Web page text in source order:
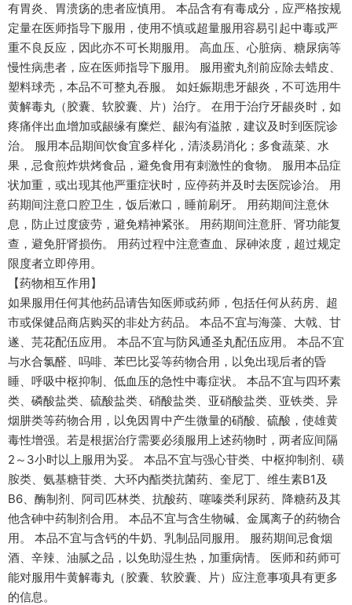
有胃炎、胃溃疡的患者应慎用。 本品含有有毒成分，应严格按规
定量在医师指导下服用，使用不慎或超量服用容易引起中毒或严
重不良反应，因此亦不可长期服用。 高血压、心脏病、糖尿病等
慢性病患者，应在医师指导下服用。 服用蜜丸剂前应除去蜡皮、
塑料球壳，本品不可整丸吞服。 如妊娠期患牙龈炎，不可选用牛
黄解毒丸（胶囊、软胶囊、片）治疗。 在用于治疗牙龈炎时，如
疼痛伴出血增加或龈缘有糜烂、龈沟有溢脓，建议及时到医院诊
治。 服用本品期间饮食宜多样化，清淡易消化；多食蔬菜、水
果，忌食煎炸烘烤食品，避免食用有刺激性的食物。 服用本品症
状加重，或出现其他严重症状时，应停药并及时去医院诊治。 用
药期间注意口腔卫生，饭后漱口，睡前刷牙。 用药期间注意休
息，防止过度疲劳，避免精神紧张。 用药期间注意肝、肾功能复
查，避免肝肾损伤。 用药过程中注意查血、尿砷浓度，超过规定
限度者立即停用。
【药物相互作用】
如果服用任何其他药品请告知医师或药师，包括任何从药房、超
市或保健品商店购买的非处方药品。 本品不宜与海藻、大戟、甘
遂、芫花配伍应用。 本品不宜与防风通圣丸配伍应用。 本品不宜
与水合氯醛、吗啡、苯巴比妥等药物合用，以免出现后者的昏
睡、呼吸中枢抑制、低血压的急性中毒症状。 本品不宜与四环素
类、磷酸盐类、硫酸盐类、硝酸盐类、亚硝酸盐类、亚铁类、异
烟肼类等药物合用，以免因胃中产生微量的硝酸、硫酸，使雄黄
毒性增强。若是根据治疗需要必须服用上述药物时，两者应间隔
2～3小时以上服用为妥。 本品不宜与强心苷类、中枢抑制剂、磺
胺类、氨基糖苷类、大环内酯类抗菌药、奎尼丁、维生素B1及
B6、酶制剂、阿司匹林类、抗酸药、噻嗪类利尿药、降糖药及其
他含砷中药制剂合用。 本品不宜与含生物碱、金属离子的药物合
用。 本品不宜与含钙的牛奶、乳制品同服用。 服药期间忌食烟
酒、辛辣、油腻之品，以免助湿生热，加重病情。 医师和药师可
能对服用牛黄解毒丸（胶囊、软胶囊、片）应注意事项具有更多
的信息。